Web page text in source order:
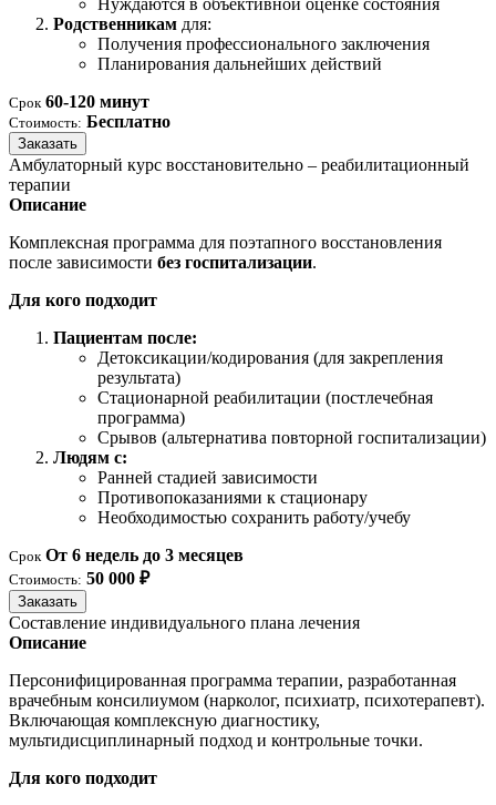
Нуждаются в объективной оценке состояния
Родственникам для:
Получения профессионального заключения
Планирования дальнейших действий
Срок 60-120 минут
Стоимость: Бесплатно
Заказать
Амбулаторный курс восстановительно – реабилитационный
терапии
Описание
Комплексная программа для поэтапного восстановления
после зависимости без госпитализации.
Для кого подходит
Пациентам после:
Детоксикации/кодирования (для закрепления
результата)
Стационарной реабилитации (постлечебная
программа)
Срывов (альтернатива повторной госпитализации)
Людям с:
Ранней стадией зависимости
Противопоказаниями к стационару
Необходимостью сохранить работу/учебу
Срок От 6 недель до 3 месяцев
Стоимость: 50 000 ₽
Заказать
Составление индивидуального плана лечения
Описание
Персонифицированная программа терапии, разработанная
врачебным консилиумом (нарколог, психиатр, психотерапевт).
Включающая комплексную диагностику,
мультидисциплинарный подход и контрольные точки.
Для кого подходит